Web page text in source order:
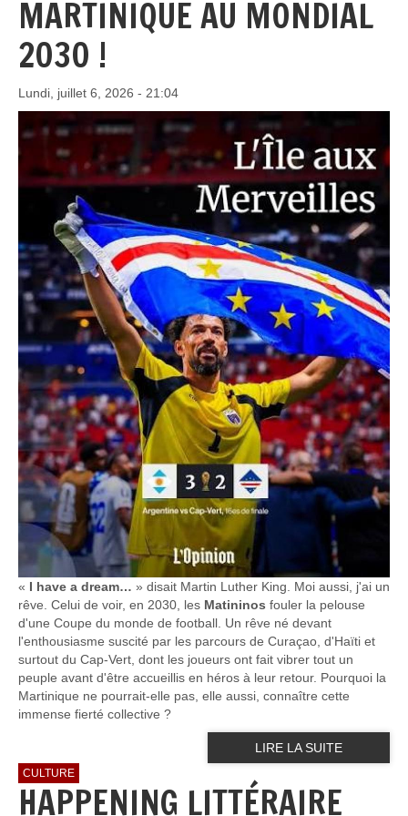
MARTINIQUE AU MONDIAL
2030 !
Lundi, juillet 6, 2026 - 21:04
« I have a dream… » disait Martin Luther King. Moi aussi, j'ai un
rêve. Celui de voir, en 2030, les Matininos fouler la pelouse
d'une Coupe du monde de football. Un rêve né devant
l'enthousiasme suscité par les parcours de Curaçao, d'Haïti et
surtout du Cap-Vert, dont les joueurs ont fait vibrer tout un
peuple avant d'être accueillis en héros à leur retour. Pourquoi la
Martinique ne pourrait-elle pas, elle aussi, connaître cette
immense fierté collective ?
LIRE LA SUITE
CULTURE
HAPPENING LITTÉRAIRE